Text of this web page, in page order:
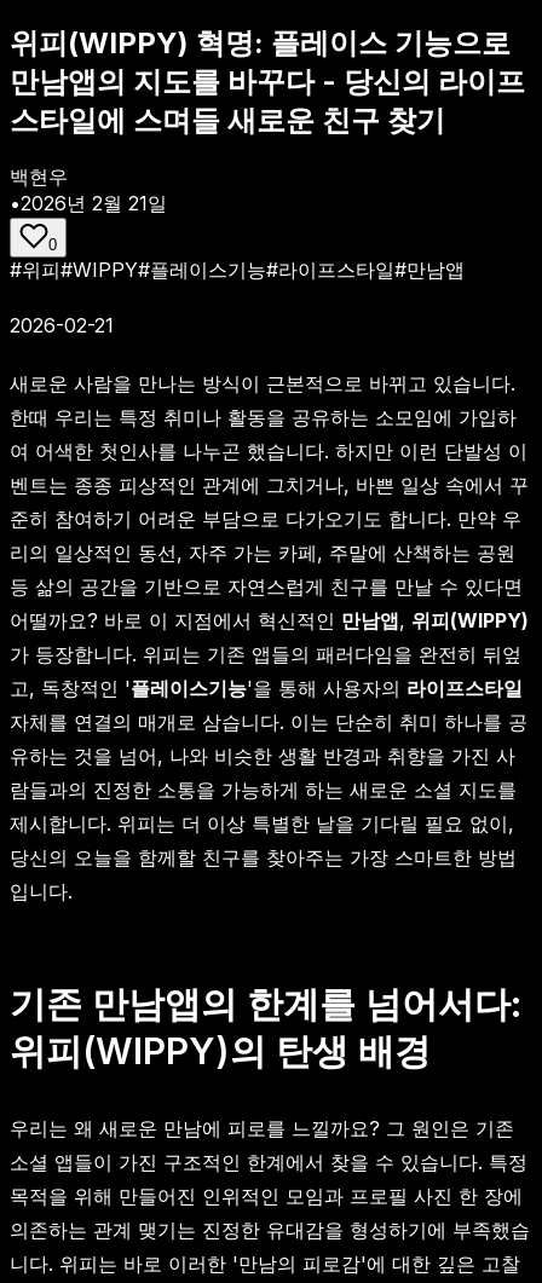
위피(WIPPY) 혁명: 플레이스 기능으로
만남앱의 지도를 바꾸다 - 당신의 라이프
스타일에 스며들 새로운 친구 찾기
백현우
•2026년 2월 21일
0
#위피#WIPPY#플레이스기능#라이프스타일#만남앱
2026-02-21
새로운 사람을 만나는 방식이 근본적으로 바뀌고 있습니다.
한때 우리는 특정 취미나 활동을 공유하는 소모임에 가입하
여 어색한 첫인사를 나누곤 했습니다. 하지만 이런 단발성 이
벤트는 종종 피상적인 관계에 그치거나, 바쁜 일상 속에서 꾸
준히 참여하기 어려운 부담으로 다가오기도 합니다. 만약 우
리의 일상적인 동선, 자주 가는 카페, 주말에 산책하는 공원
등 삶의 공간을 기반으로 자연스럽게 친구를 만날 수 있다면
어떨까요? 바로 이 지점에서 혁신적인 만남앱, 위피(WIPPY)
가 등장합니다. 위피는 기존 앱들의 패러다임을 완전히 뒤엎
고, 독창적인 '플레이스기능'을 통해 사용자의 라이프스타일
자체를 연결의 매개로 삼습니다. 이는 단순히 취미 하나를 공
유하는 것을 넘어, 나와 비슷한 생활 반경과 취향을 가진 사
람들과의 진정한 소통을 가능하게 하는 새로운 소셜 지도를
제시합니다. 위피는 더 이상 특별한 날을 기다릴 필요 없이,
당신의 오늘을 함께할 친구를 찾아주는 가장 스마트한 방법
입니다.
기존 만남앱의 한계를 넘어서다:
위피(WIPPY)의 탄생 배경
우리는 왜 새로운 만남에 피로를 느낄까요? 그 원인은 기존
소셜 앱들이 가진 구조적인 한계에서 찾을 수 있습니다. 특정
목적을 위해 만들어진 인위적인 모임과 프로필 사진 한 장에
의존하는 관계 맺기는 진정한 유대감을 형성하기에 부족했습
니다. 위피는 바로 이러한 '만남의 피로감'에 대한 깊은 고찰